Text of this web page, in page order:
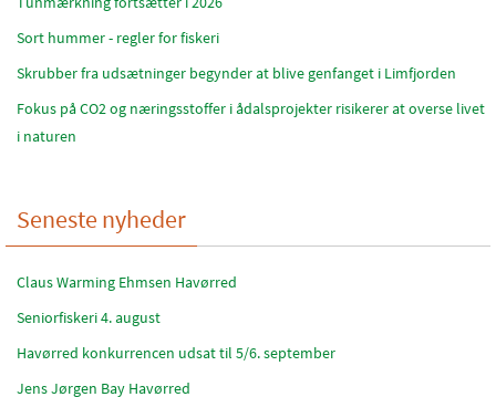
Sort hummer - regler for fiskeri
Skrubber fra udsætninger begynder at blive genfanget i Limfjorden
Fokus på CO2 og næringsstoffer i ådalsprojekter risikerer at overse livet
i naturen
Seneste nyheder
Claus Warming Ehmsen Havørred
Seniorfiskeri 4. august
Havørred konkurrencen udsat til 5/6. september
Jens Jørgen Bay Havørred